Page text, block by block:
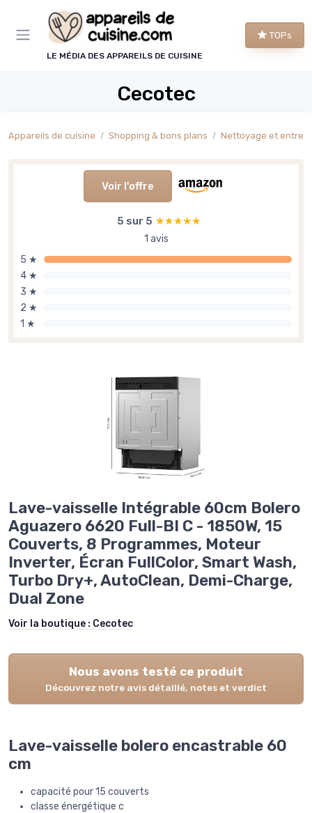
LE MÉDIA DES APPAREILS DE CUISINE
TOPs
Cecotec
Appareils de cuisine Shopping & bons plans Nettoyage et
Voir l'offre
5 sur 5 ★★★★★
★★★★★
1 avis
5 ★
4 ★
3 ★
2 ★
1 ★
Lave-vaisselle Intégrable 60cm Bolero
Aguazero 6620 Full-BI C - 1850W, 15
Couverts, 8 Programmes, Moteur
Inverter, Écran FullColor, Smart Wash,
Turbo Dry+, AutoClean, Demi-Charge,
Dual Zone
Voir la boutique : Cecotec
Nous avons testé ce produit
Découvrez notre avis détaillé, notes et verdict
Lave-vaisselle bolero encastrable 60
cm
capacité pour 15 couverts
classe énergétique c
Panneau de gestion des cookies